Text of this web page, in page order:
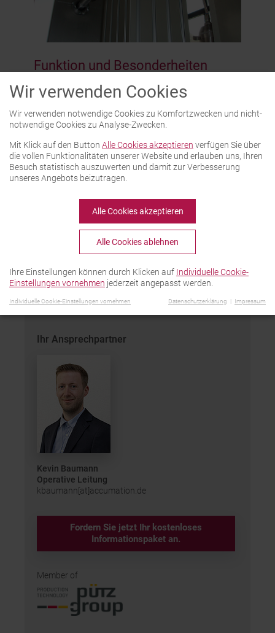
Funktion und Besonderheiten
Der Prüfstand kontrolliert, ob das Material
Bewegungszyklen standhält.
vor und zurück. Ihm gegenüber ist ein
Zylinder befestigt, mit dessen Hilfe die
Belastung simuliert wird. Bei jedem
aufgezeichnet. Nach 100.000 Zyklen
werden die aufgezeichneten Kraftverläufe
analysiert und mögliche
Materialveränderungen kontrolliert.
PDF-Datei zum Download
Ihr Ansprechpartner
Kevin Baumann
Operative Leitung
kbaumann[at]accumation.de
Fordern Sie jetzt Ihr kostenloses
Informationspaket an.
Member of
Wir verwenden Cookies
Wir verwenden notwendige Cookies zu Komfortzwecken und nicht-
notwendige Cookies zu Analyse-Zwecken.
Mit Klick auf den Button Alle Cookies akzeptieren verfügen Sie über
die vollen Funktionalitäten unserer Website und erlauben uns, Ihren
Besuch statistisch auszuwerten und damit zur Verbesserung
unseres Angebots beizutragen.
Alle Cookies akzeptieren
Alle Cookies ablehnen
Ihre Einstellungen können durch Klicken auf Individuelle Cookie-
Einstellungen vornehmen jederzeit angepasst werden.
Individuelle Cookie-Einstellungen vornehmen Datenschutzerklärung Impressum